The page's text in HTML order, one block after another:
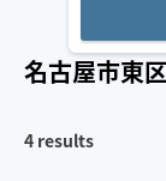
名古屋市東
4 results